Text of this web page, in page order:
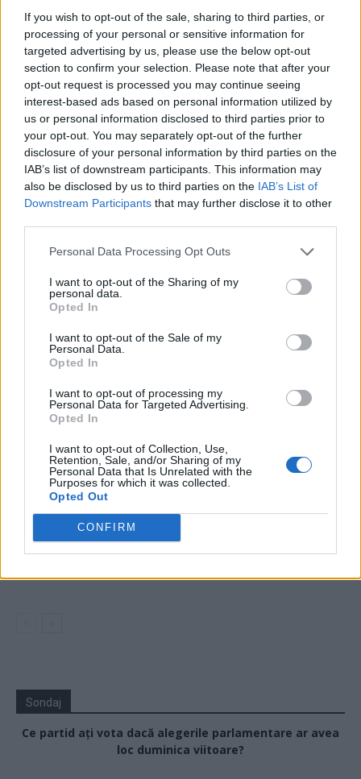
If you wish to opt-out of the sale, sharing to third parties, or
processing of your personal or sensitive information for
targeted advertising by us, please use the below opt-out
section to confirm your selection. Please note that after your
opt-out request is processed you may continue seeing
interest-based ads based on personal information utilized by
us or personal information disclosed to third parties prior to
your opt-out. You may separately opt-out of the further
disclosure of your personal information by third parties on the
IAB’s list of downstream participants. This information may
also be disclosed by us to third parties on the IAB’s List of
Downstream Participants that may further disclose it to other
Personal Data Processing Opt Outs
I want to opt-out of the Sharing of my
personal data.
Opted In
I want to opt-out of the Sale of my
Personal Data.
Opted In
I want to opt-out of processing my
Personal Data for Targeted Advertising.
Opted In
I want to opt-out of Collection, Use,
Retention, Sale, and/or Sharing of my
Personal Data that Is Unrelated with the
Purposes for which it was collected.
Opted Out
CONFIRM
Grigore Cartianu vineri, 15 mai 2020
Mircea Diaconu e atacat de celălalt actor-
candidat al Ciumei Roșii: „Un...
Grigore Cartianu - duminică, 15 septembrie 2019
1 2
ad
Susțineți presa liberă! Donați aici pentru
24 de ore
PSD-AUR: ”Vom analiza cu atenție...
Să vă amintesc cine e Voineag
08.47 Sabotaj grav al PNRR, de către tabăra anti-
europeană PSD-AUR: pierdem 5...
Sondaj
Ce partid ați vota dacă alegerile parlamentare ar avea
loc duminica viitoare?